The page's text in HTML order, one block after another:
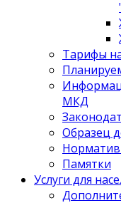
Тарифы
МКД
Образец
Памятки
Услуги для